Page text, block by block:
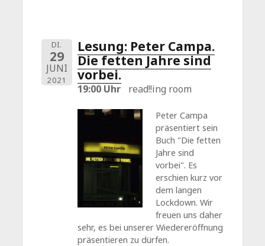
DI.
29
JUNI
2021
Lesung: Peter Campa.
Die fetten Jahre sind
vorbei.
19:00 Uhr read!!ing room
Peter Campa
präsentiert sein
Buch "Die fetten
Jahre sind
vorbei". Es
erschien kurz vor
dem langen
Lockdown. Wir
freuen uns daher
sehr, es bei unserer Wiedereröffnung
präsentieren zu dürfen.